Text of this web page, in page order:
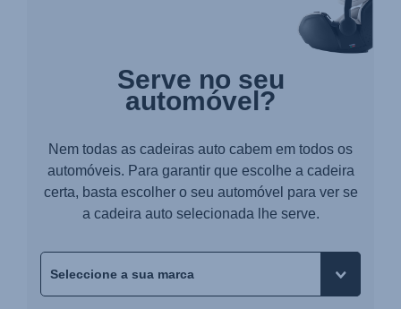
Serve no seu
automóvel?
Nem todas as cadeiras auto cabem em todos os
automóveis. Para garantir que escolhe a cadeira
certa, basta escolher o seu automóvel para ver se
a cadeira auto selecionada lhe serve.